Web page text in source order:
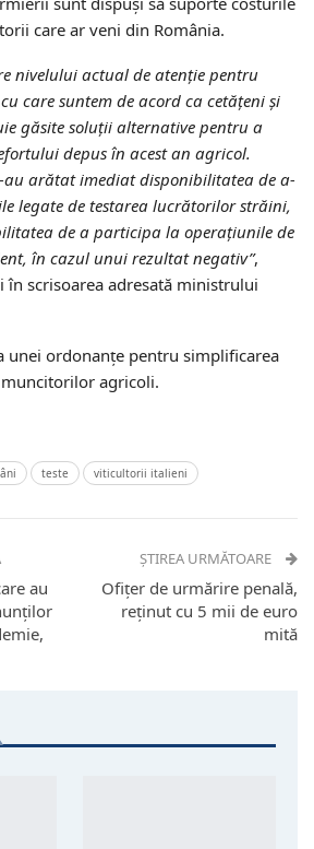
care ar veni din România.
nivelului actual de atenție pentru
care suntem de acord ca cetățeni și
găsite soluții alternative pentru a
depus în acest an agricol.
au arătat imediat disponibilitatea de a-
legate de testarea lucrătorilor străini,
de a participa la operațiunile de
în cazul unui rezultat negativ”,
în scrisoarea adresată ministrului
unei ordonanțe pentru simplificarea
agricoli.
teste viticultorii italieni
au
ȘTIREA URMĂTOARE
Ofiţer de urmărire penală,
reţinut cu 5 mii de euro
mită